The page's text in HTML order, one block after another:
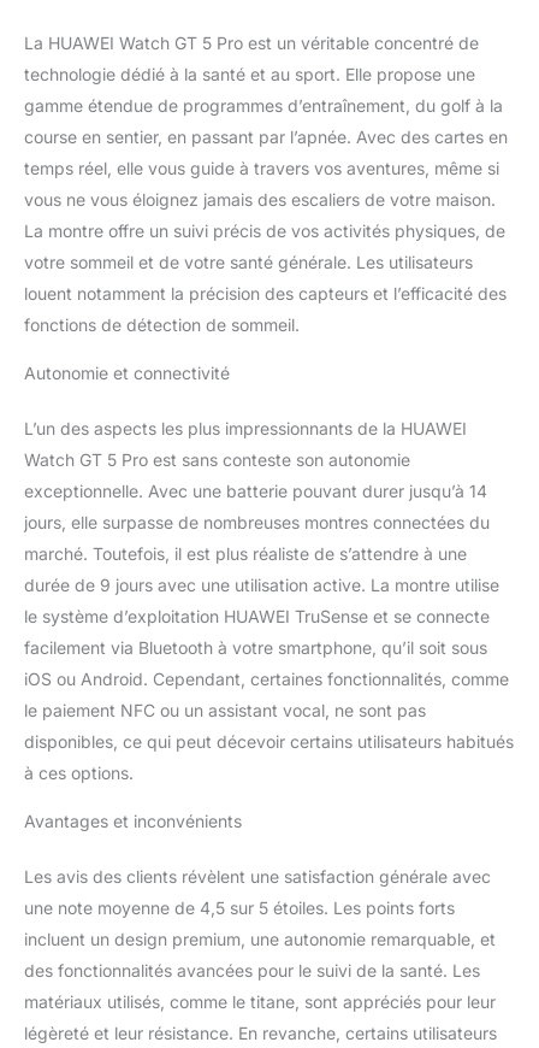
Jusqu'à 9 jours
d'autonomie typique.
【Le must en matière de
santé】: HUAWEI
capable de surveiller six
systèmes majeurs, dont
les systèmes respiratoire,
nerveux et de
mouvement, afin de
rendre la santé
numérique plus
Achetez une montre de
la série HUAWEI WATCH
GT 5 et bénéficiez d'un
abonnement de 3 mois à
avoir accès à une
multitude d'avantages
exclusifs, dont des
séances d'entraînement
de niveau débutant à
avancé, des méditations
guidées, un plan de
remise en forme et des
La HUAWEI Watch GT 5 Pro est un véritable concentré de
technologie dédié à la santé et au sport. Elle propose une
gamme étendue de programmes d’entraînement, du golf à la
course en sentier, en passant par l’apnée. Avec des cartes en
temps réel, elle vous guide à travers vos aventures, même si
vous ne vous éloignez jamais des escaliers de votre maison.
La montre offre un suivi précis de vos activités physiques, de
votre sommeil et de votre santé générale. Les utilisateurs
louent notamment la précision des capteurs et l’efficacité des
fonctions de détection de sommeil.
Autonomie et connectivité
L’un des aspects les plus impressionnants de la HUAWEI
Watch GT 5 Pro est sans conteste son autonomie
exceptionnelle. Avec une batterie pouvant durer jusqu’à 14
jours, elle surpasse de nombreuses montres connectées du
marché. Toutefois, il est plus réaliste de s’attendre à une
durée de 9 jours avec une utilisation active. La montre utilise
le système d’exploitation HUAWEI TruSense et se connecte
facilement via Bluetooth à votre smartphone, qu’il soit sous
iOS ou Android. Cependant, certaines fonctionnalités, comme
le paiement NFC ou un assistant vocal, ne sont pas
disponibles, ce qui peut décevoir certains utilisateurs habitués
à ces options.
Avantages et inconvénients
Les avis des clients révèlent une satisfaction générale avec
une note moyenne de 4,5 sur 5 étoiles. Les points forts
incluent un design premium, une autonomie remarquable, et
des fonctionnalités avancées pour le suivi de la santé. Les
matériaux utilisés, comme le titane, sont appréciés pour leur
légèreté et leur résistance. En revanche, certains utilisateurs